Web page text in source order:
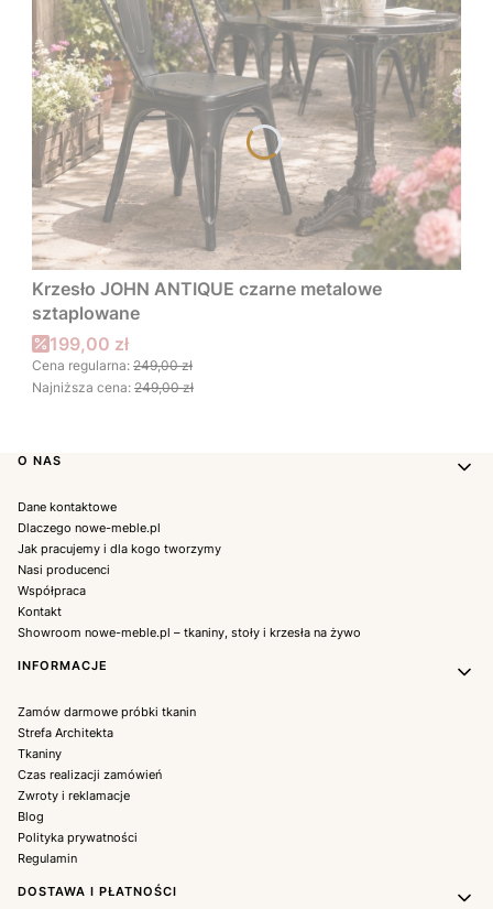
Krzesło JOHN ANTIQUE czarne metalowe
sztaplowane
Cena promocyjna
199,00 zł
Cena regularna: 249,00 zł
Najniższa cena: 249,00 zł
Linki w stopce
O NAS
Dane kontaktowe
Dlaczego nowe-meble.pl
Jak pracujemy i dla kogo tworzymy
Nasi producenci
Współpraca
Kontakt
Showroom nowe-meble.pl – tkaniny, stoły i krzesła na żywo
INFORMACJE
Zamów darmowe próbki tkanin
Strefa Architekta
Tkaniny
Czas realizacji zamówień
Zwroty i reklamacje
Blog
Polityka prywatności
Regulamin
DOSTAWA I PŁATNOŚCI